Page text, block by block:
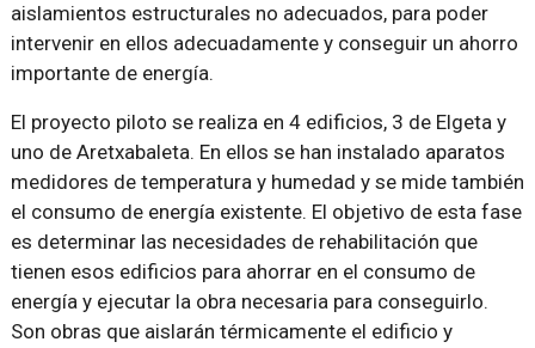
aislamientos estructurales no adecuados, para poder
intervenir en ellos adecuadamente y conseguir un ahorro
importante de energía.
El proyecto piloto se realiza en 4 edificios, 3 de Elgeta y
uno de Aretxabaleta. En ellos se han instalado aparatos
medidores de temperatura y humedad y se mide también
el consumo de energía existente. El objetivo de esta fase
es determinar las necesidades de rehabilitación que
tienen esos edificios para ahorrar en el consumo de
energía y ejecutar la obra necesaria para conseguirlo.
Son obras que aislarán térmicamente el edificio y